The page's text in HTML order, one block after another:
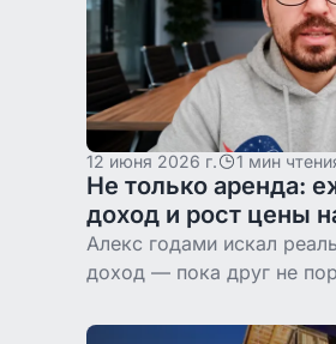
12 июня 2026 г. 1 мин
Не только аренда:
доход и рост цены
Алекс годами искал
доход — пока друг не
объектами на Бали и